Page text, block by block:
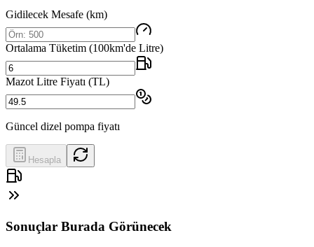
Gidilecek Mesafe (km)
Ortalama Tüketim (100km'de Litre)
Mazot Litre Fiyatı (TL)
Güncel dizel pompa fiyatı
Hesapla
Sonuçlar Burada Görünecek